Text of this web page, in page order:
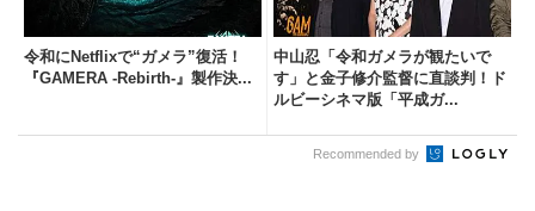
令和にNetflixで“ガメラ”復活！
『GAMERA -Rebirth-』製作決...
中山忍「令和ガメラが観たいで
す」と金子修介監督に直談判！ド
ルビーシネマ版「平成ガ...
Recommended by